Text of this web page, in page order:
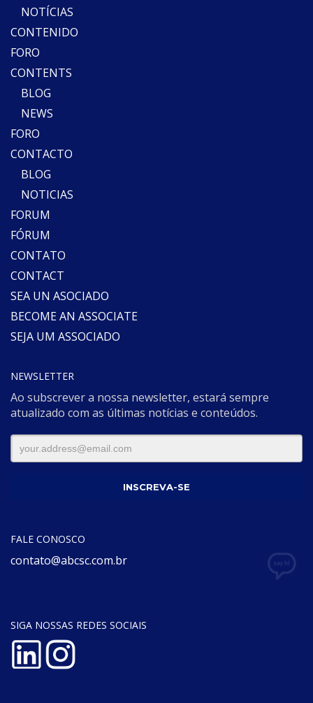
NOTÍCIAS
CONTENIDO
FORO
CONTENTS
BLOG
NEWS
FORO
CONTACTO
BLOG
NOTICIAS
FORUM
FÓRUM
CONTATO
CONTACT
SEA UN ASOCIADO
BECOME AN ASSOCIATE
SEJA UM ASSOCIADO
NEWSLETTER
Ao subscrever a nossa newsletter, estará sempre
atualizado com as últimas notícias e conteúdos.
FALE CONOSCO
contato@abcsc.com.br
SIGA NOSSAS REDES SOCIAIS